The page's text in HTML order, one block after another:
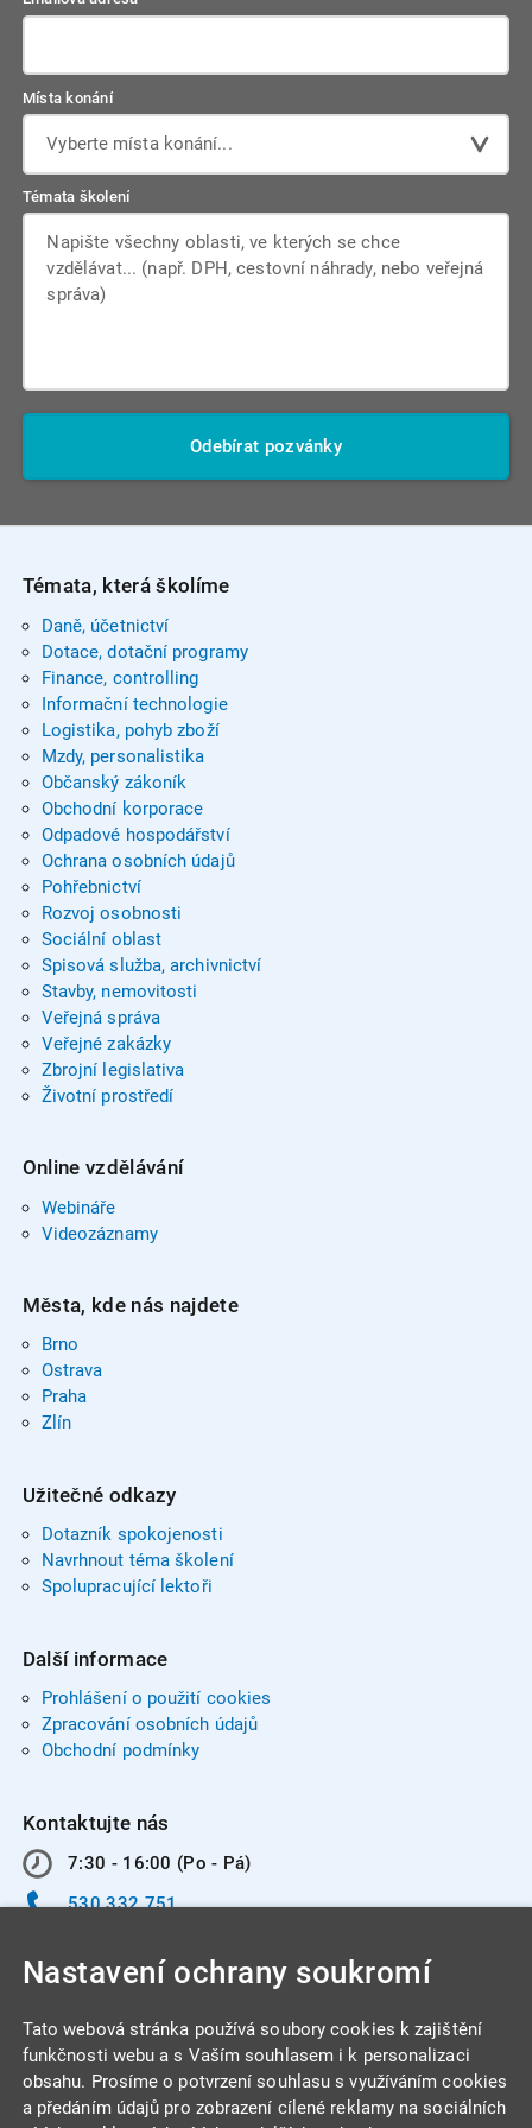
Místa konání
Vyberte místa konání...
Témata školení
Odebírat pozvánky
Témata, která školíme
Daně, účetnictví
Dotace, dotační programy
Finance, controlling
Informační technologie
Logistika, pohyb zboží
Mzdy, personalistika
Občanský zákoník
Obchodní korporace
Odpadové hospodářství
Ochrana osobních údajů
Pohřebnictví
Rozvoj osobnosti
Sociální oblast
Spisová služba, archivnictví
Stavby, nemovitosti
Veřejná správa
Veřejné zakázky
Zbrojní legislativa
Životní prostředí
Online vzdělávání
Webináře
Videozáznamy
Města, kde nás najdete
Brno
Ostrava
Praha
Zlín
Užitečné odkazy
Dotazník spokojenosti
Navrhnout téma školení
Spolupracující lektoři
Další informace
Prohlášení o použití cookies
Zpracování osobních údajů
Obchodní podmínky
Kontaktujte nás
7:30 - 16:00 (Po - Pá)
530 332 751
INTEGRA CENTRUM s.r.o.
Nastavení ochrany soukromí
Tato webová stránka používá soubory cookies k zajištění
funkčnosti webu a s Vaším souhlasem i k personalizaci
obsahu. Prosíme o potvrzení souhlasu s využíváním cookies
a předáním údajů pro zobrazení cílené reklamy na sociálních